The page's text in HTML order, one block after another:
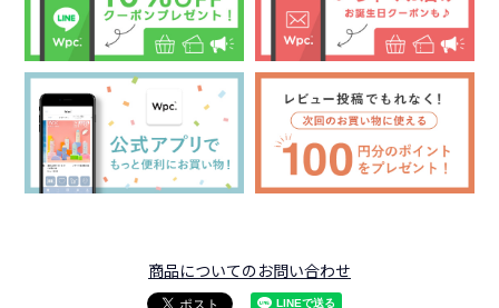
商品についてのお問い合わせ